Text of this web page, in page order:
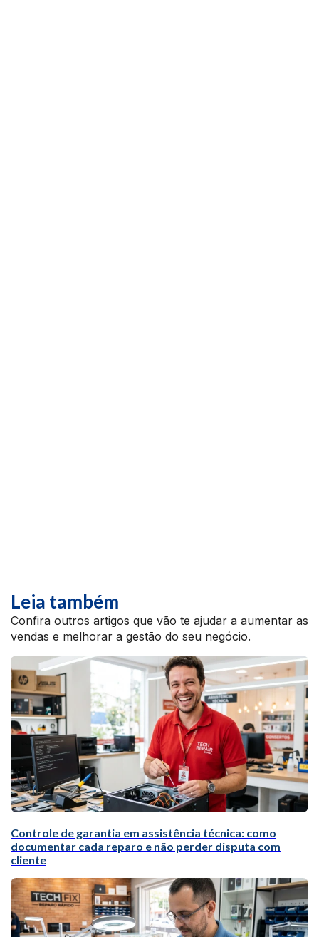
Leia também
Confira outros artigos que vão te ajudar a aumentar as
vendas e melhorar a gestão do seu negócio.
Controle de garantia em assistência técnica: como
documentar cada reparo e não perder disputa com
cliente